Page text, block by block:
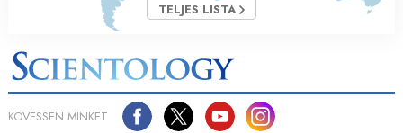
TELJES LISTA
KÖVESSEN MINKET